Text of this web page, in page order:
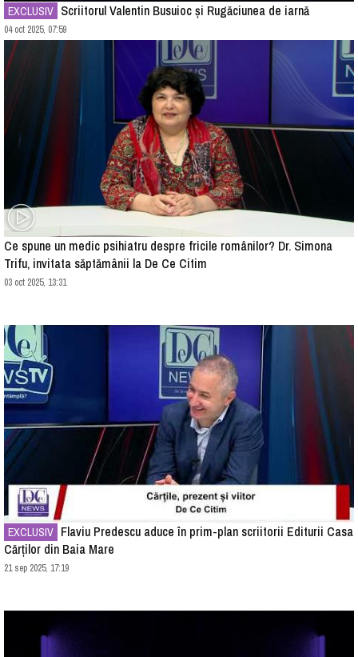
EXCLUSIV Scriitorul Valentin Busuioc și Rugăciunea de iarnă
04 oct 2025, 07:59
Ce spune un medic psihiatru despre fricile românilor? Dr. Simona
Trifu, invitata săptămânii la De Ce Citim
03 oct 2025, 13:31
EXCLUSIV
Cărților din Baia Mare
21 sep 2025, 17:19